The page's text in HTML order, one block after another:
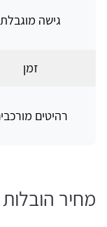
גישה מוגבלת
זמן
רהיטים
מחיר